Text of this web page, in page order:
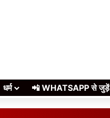
धर्म 📲 WHATSAPP से जुड़ें